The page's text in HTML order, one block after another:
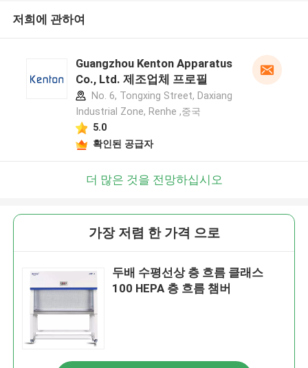
저희에 관하여
Guangzhou Kenton Apparatus
Co., Ltd. 제조업체 프로필
No. 6, Tongxing Street, Daxiang
Industrial Zone, Renhe ,중국
5.0
확인된 공급자
더 많은 것을 전망하십시오
가장 저렴 한 가격 으로
두배 수평선상 층 흐름 클래스
100 HEPA 층 흐름 챔버